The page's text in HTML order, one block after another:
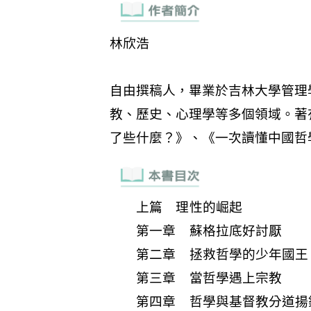
上篇 理性的崛起
第一章 蘇格拉底好討厭
第二章 拯救哲學的少年國王
第三章 當哲學遇上宗教
第四章 哲學與基督教分道揚